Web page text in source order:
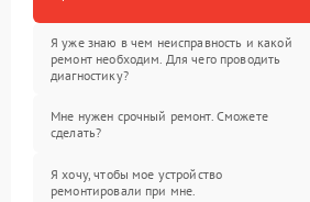
Я уже знаю в чем неисправность и какой
ремонт необходим. Для чего проводить
диагностику?
Мне нужен срочный ремонт. Сможете
сделать?
Я хочу, чтобы мое устройство
ремонтировали при мне.